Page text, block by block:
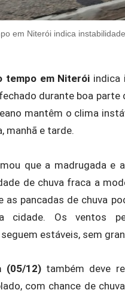
em Niterói indica
tempo em Niterói indica
durante boa
mantêm o clima
manhã e tarde.
que a madrugada e
de chuva fraca a
as pancadas de chuva
cidade. Os ventos
estáveis, sem
(05/12)também deve
com chance de